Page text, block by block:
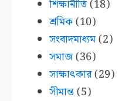
শিক্ষানীতি(18)
শ্রমিক(10)
সংবাদমাধ্যম(2)
সমাজ(36)
সাক্ষাৎকার(29)
সীমান্ত(5)